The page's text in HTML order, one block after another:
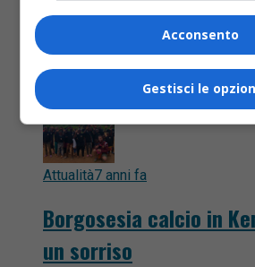
Attualità7 anni fa
Borgosesia calcio in
un sorriso
Acconsento
Gestisci le